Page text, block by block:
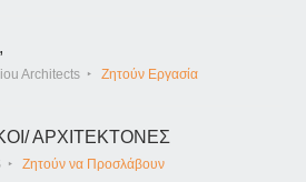
Architects Ζητούν Εργασία
ΑΡΧΙΤΕΚΤΟΝΕΣ
Ζητούν να Προσλάβουν